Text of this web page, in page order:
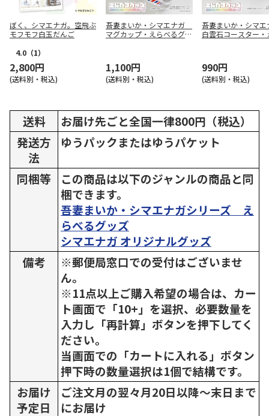
ぼく、シマエナガ。空飛ぶ
モフモフ白玉だんご
4.0 （1）
2,800円
(送料別・税込)
吾妻まいか・シマエナガ
マグカップ・えらべるグッ
1,100円
(送料別・税込)
吾妻まいか・シマ
白雲石コースター・
990円
(送料別・税込)
送料
お届け先ごと全国一律800円（税込）
発送方
法
ゆうパックまたはゆうパケット
同梱等
この商品は以下のジャンルの商品と同
梱できます。
吾妻まいか・シマエナガシリーズ え
らべるグッズ
シマエナガ オリジナルグッズ
備考
※郵便局窓口での受付はございませ
ん。
※11点以上ご購入希望の場合は、カー
ト画面で「10+」を選択、必要数量を
入力し「再計算」ボタンを押下してく
ださい。
当画面での「カートに入れる」ボタン
押下時の数量選択は1個で結構です。
お届け
予定日
ご注文月の翌々月20日以降～末日まで
にお届け